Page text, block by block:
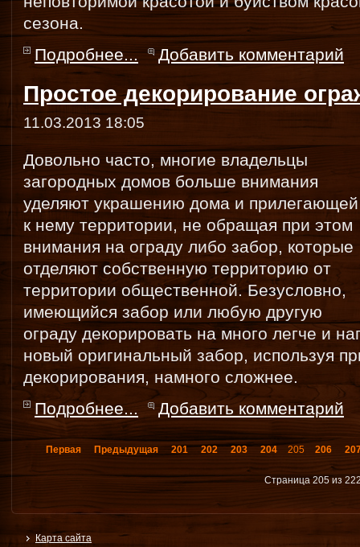
сезона.
Подробнее...
Добавить комментарий
Простое декорирование
11.03.2013 18:05
Довольно часто, многие владельцы
загородных домов больше внимания
уделяют украшению дома и прилегающей
к нему территории, не обращая при этом
внимания на ограду либо забор, которые
отделяют собственную территорию от
территории общественной. Безусловно,
имеющийся забор или любую другую
ограду декорировать на много легче и
новый оригинальный забор, используя
декорирования, намного сложнее.
Подробнее...
Добавить комментарий
Первая Предыдущая 201 202 203 204 205 206
Страница 205 из
Карта сайта